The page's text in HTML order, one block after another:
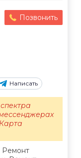
Позвонить
Написать
Ремонт